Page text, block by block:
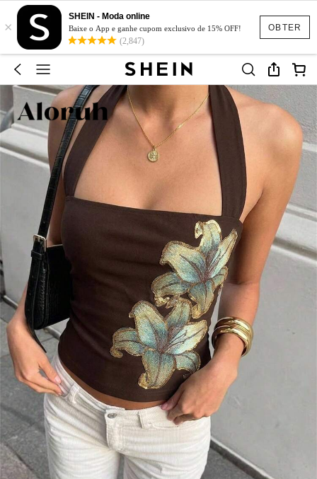
OBTER
×
SHEIN - Moda online
Baixe o App e ganhe cupom exclusivo de 15% OFF!
(2,847)